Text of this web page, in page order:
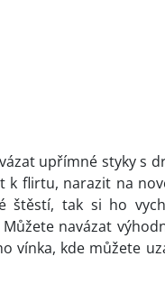
upřímné styky s
flirtu, narazit na
štěstí, tak si ho
navázat
vínka, kde můžete